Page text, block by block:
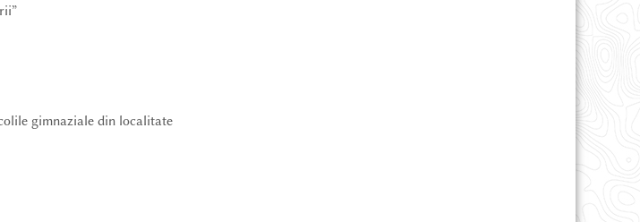
gimnaziale din localitate